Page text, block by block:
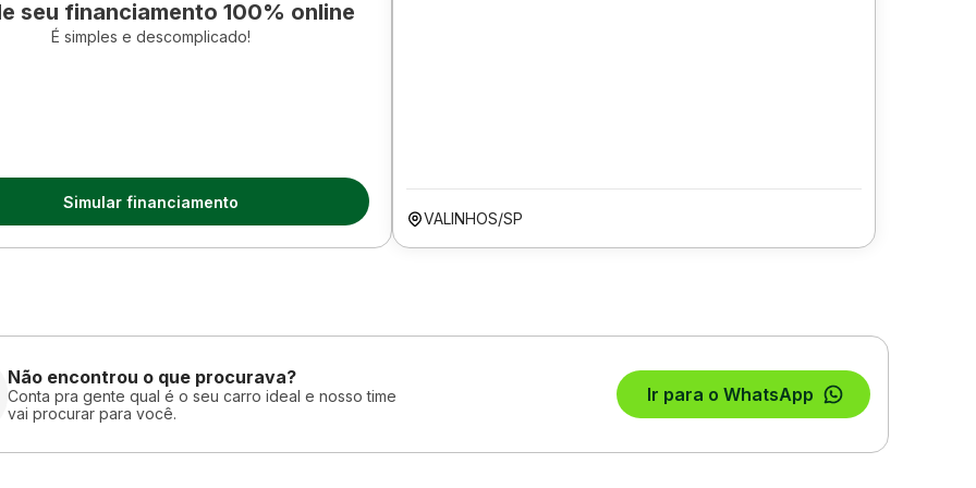
seu financiamento 100% online
É simples e descomplicado!
Simular financiamento
VALINHOS/SP
Não encontrou o que procurava?
Conta pra gente qual é o seu carro ideal e nosso time
vai procurar para você.
Ir para o WhatsApp